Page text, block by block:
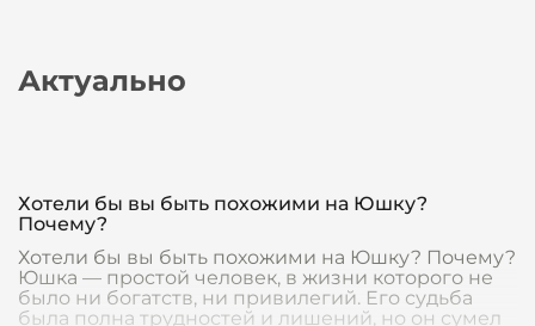
Актуально
Хотели бы вы быть похожими на Юшку?
Почему?
Хотели бы вы быть похожими на Юшку? Почему?
Юшка — простой человек, в жизни которого не
было ни богатств, ни привилегий. Его судьба
была полна трудностей и лишений, но он сумел